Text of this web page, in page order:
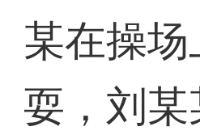
某在操场
耍，刘某